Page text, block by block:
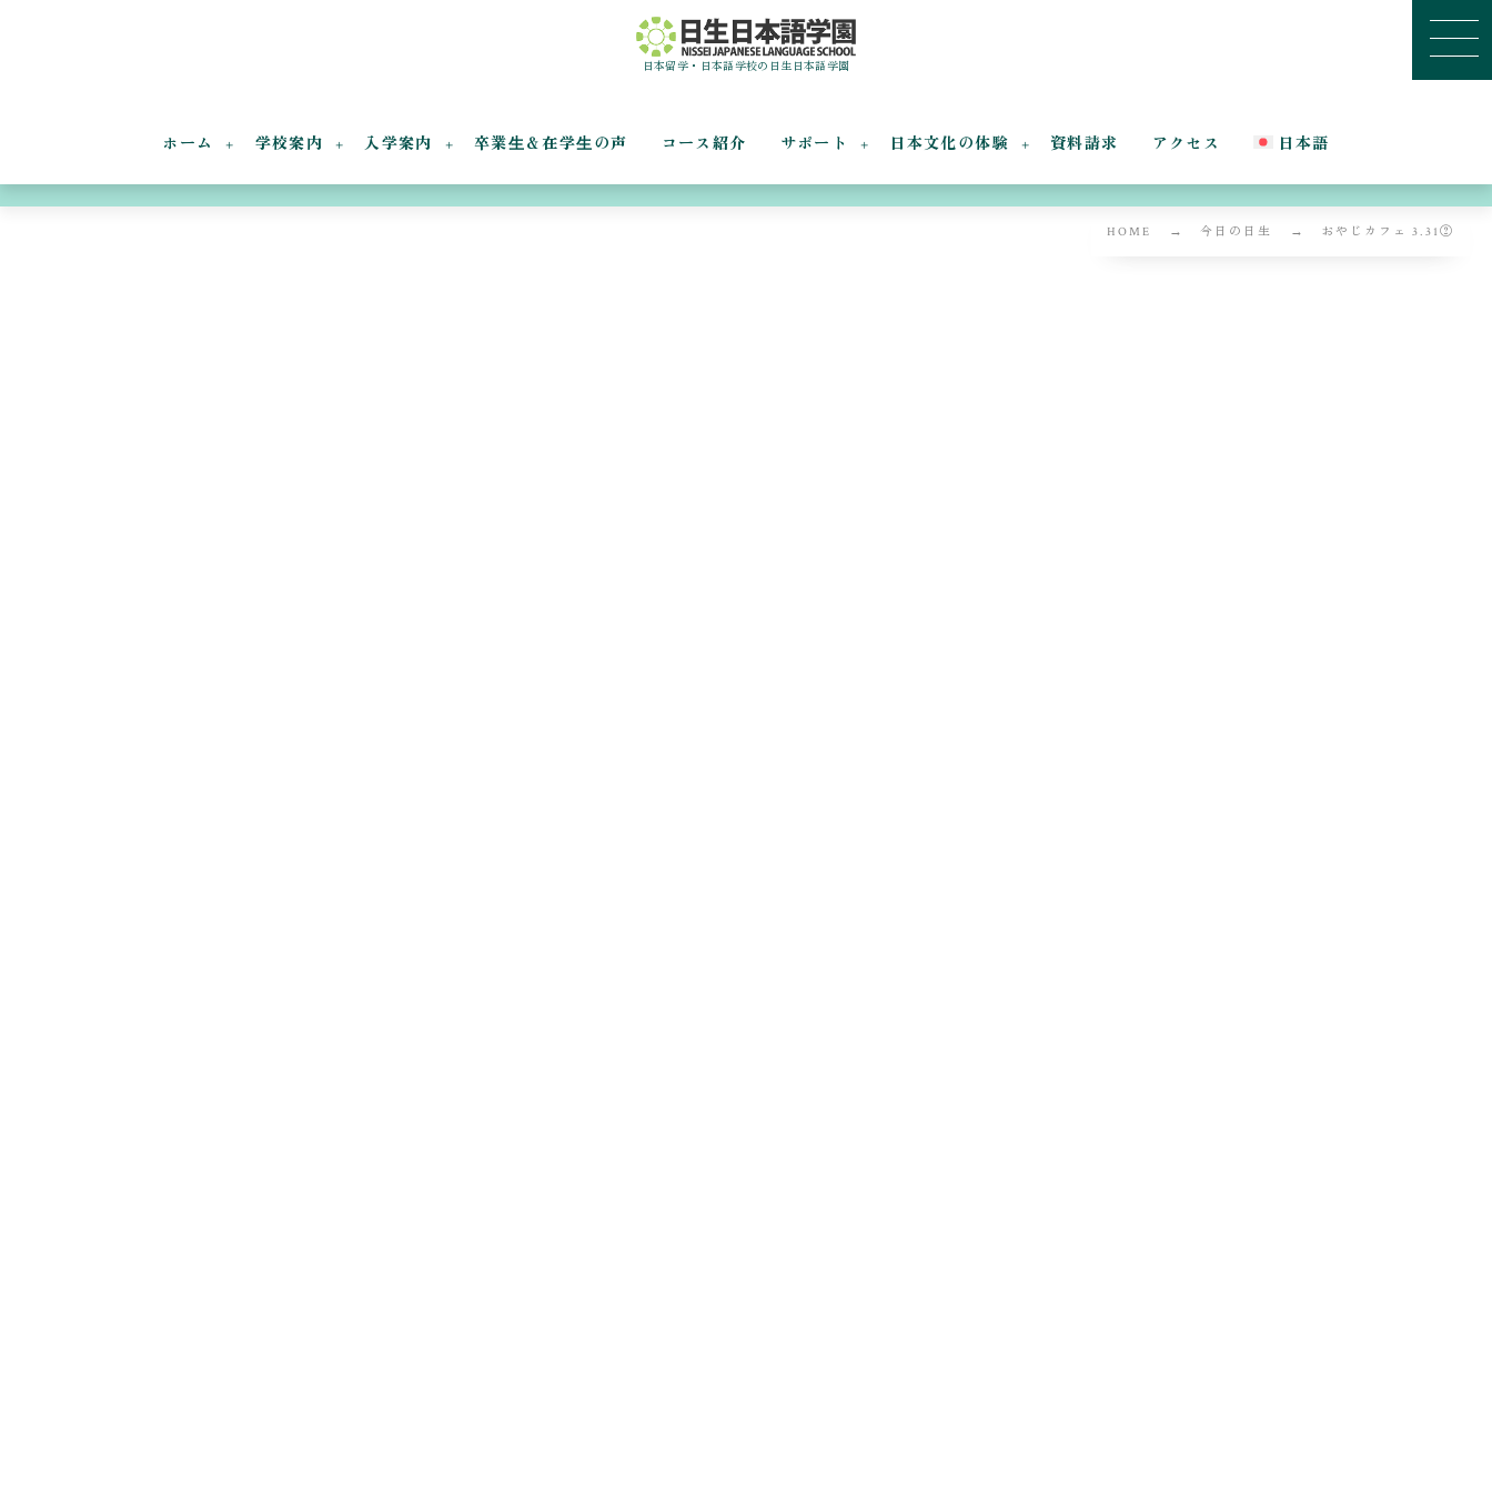
日本留学・日本語学校の日生日本語学園
ホーム 学校案内 入学案内 卒業⽣＆在学⽣の声 コース紹介 サポート 日本文化の体験 資料請求 アクセス 日本語
HOME 今日の日生 おやじカフェ 3.31②